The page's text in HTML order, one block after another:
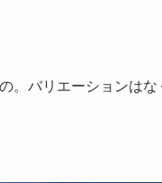
バリエーションはな